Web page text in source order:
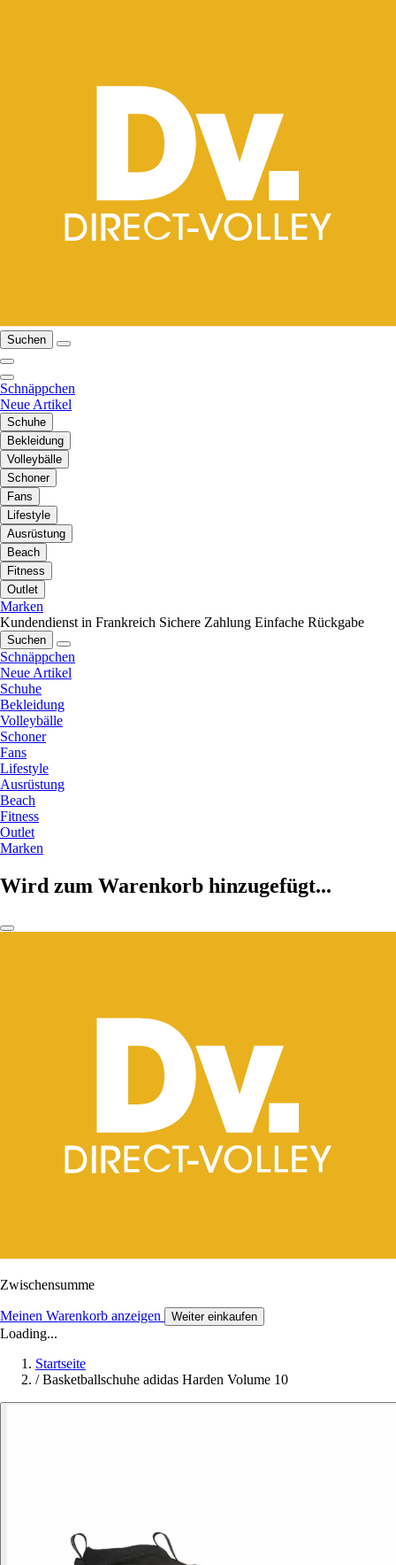
Suchen
Schnäppchen
Neue Artikel
Schuhe
Bekleidung
Volleybälle
Schoner
Fans
Lifestyle
Ausrüstung
Beach
Fitness
Outlet
Marken
Kundendienst in Frankreich Sichere Zahlung Einfache Rückgabe
Suchen
Schnäppchen
Neue Artikel
Schuhe
Bekleidung
Volleybälle
Schoner
Fans
Lifestyle
Ausrüstung
Beach
Fitness
Outlet
Marken
Wird zum Warenkorb hinzugefügt...
Zwischensumme
Meinen Warenkorb anzeigen Weiter einkaufen
Loading...
Startseite
/ Basketballschuhe adidas Harden Volume 10